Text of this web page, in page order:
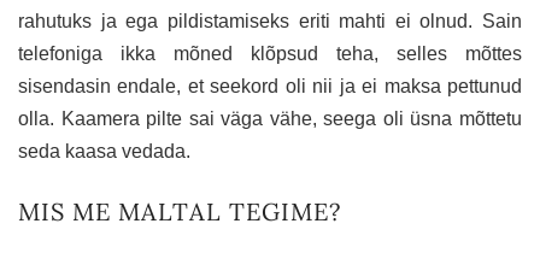
rahutuks ja ega pildistamiseks eriti mahti ei olnud. Sain
telefoniga ikka mõned klõpsud teha, selles mõttes
sisendasin endale, et seekord oli nii ja ei maksa pettunud
olla. Kaamera pilte sai väga vähe, seega oli üsna mõttetu
seda kaasa vedada.
MIS ME MALTAL TEGIME?